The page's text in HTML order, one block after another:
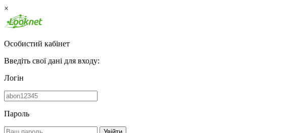
×
Особистий кабінет
Введіть свої дані для входу:
Логін
Пароль